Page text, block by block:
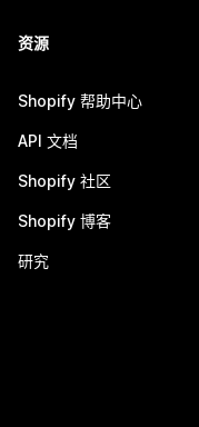
资源
Shopify 帮助中心
API 文档
Shopify 社区
Shopify 博客
研究